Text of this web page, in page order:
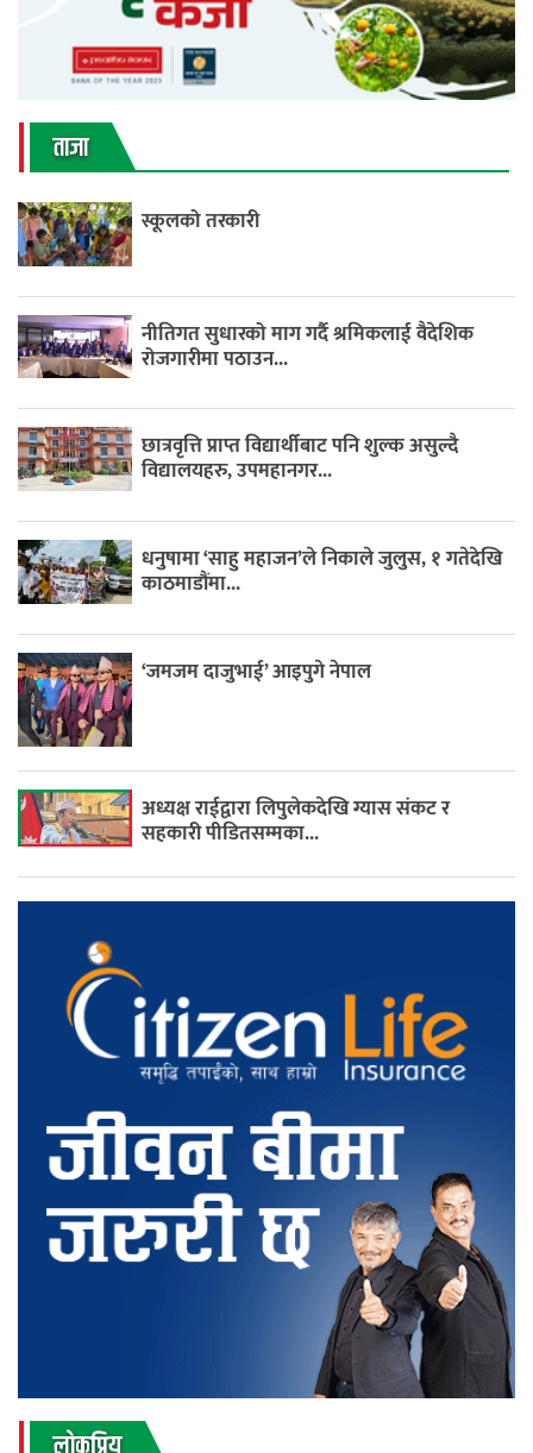
ताजा
स्कूलको तरकारी
नीतिगत सुधारको माग गर्दै श्रमिकलाई वैदेशिक
रोजगारीमा पठाउन...
छात्रवृत्ति प्राप्त विद्यार्थीबाट पनि शुल्क असुल्दै
विद्यालयहरु, उपमहानगर...
धनुषामा ‘साहु महाजन’ले निकाले जुलुस, १ गतेदेखि
काठमाडौंमा...
‘जमजम दाजुभाई’ आइपुगे नेपाल
अध्यक्ष राईद्वारा लिपुलेकदेखि ग्यास संकट र
सहकारी पीडितसम्मका...